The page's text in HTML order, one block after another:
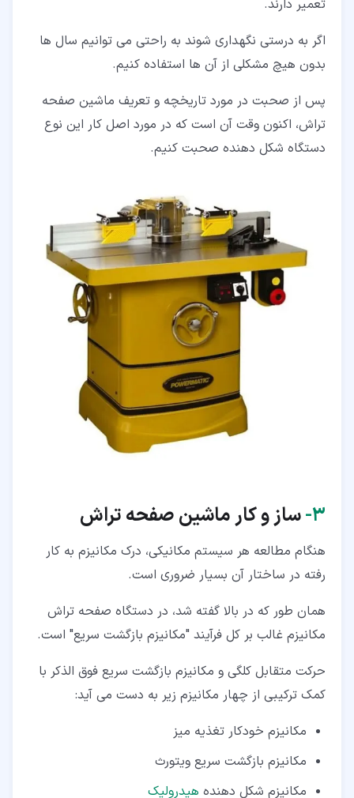
تعمیر دارند.
اگر به درستی نگهداری شوند به راحتی می توانیم سال ها
بدون هیچ مشکلی از آن ها استفاده کنیم.
پس از صحبت در مورد تاریخچه و تعریف ماشین صفحه
تراش، اکنون وقت آن است که در مورد اصل کار این نوع
دستگاه شکل دهنده صحبت کنیم.
۳‏- ساز و کار ماشین صفحه تراش
هنگام مطالعه هر سیستم مکانیکی، درک مکانیزم به کار
رفته در ساختار آن بسیار ضروری است.
همان طور که در بالا گفته شد، در دستگاه صفحه تراش
مکانیزم غالب بر کل فرآیند "مکانیزم بازگشت سریع" است.
حرکت متقابل کلگی و مکانیزم بازگشت سریع فوق الذکر با
کمک ترکیبی از چهار مکانیزم زیر به دست می آید:
مکانیزم خودکار تغذیه میز
مکانیزم بازگشت سریع ویتورث
مکانیزم شکل دهنده هیدرولیک